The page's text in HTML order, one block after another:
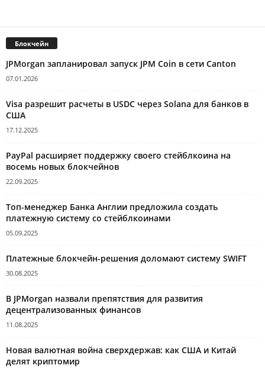
Блокчейн
JPMorgan запланировал запуск JPM Coin в сети Canton
07.01.2026
Visa разрешит расчеты в USDC через Solana для банков в
США
17.12.2025
PayPal расширяет поддержку своего стейблкоина на
восемь новых блокчейнов
22.09.2025
Топ-менеджер Банка Англии предложила создать
платежную систему со стейблкоинами
05.09.2025
Платежные блокчейн-решения доломают систему SWIFT
30.08.2025
В JPMorgan назвали препятствия для развития
децентрализованных финансов
11.08.2025
Новая валютная война сверхдержав: как США и Китай
делят криптомир